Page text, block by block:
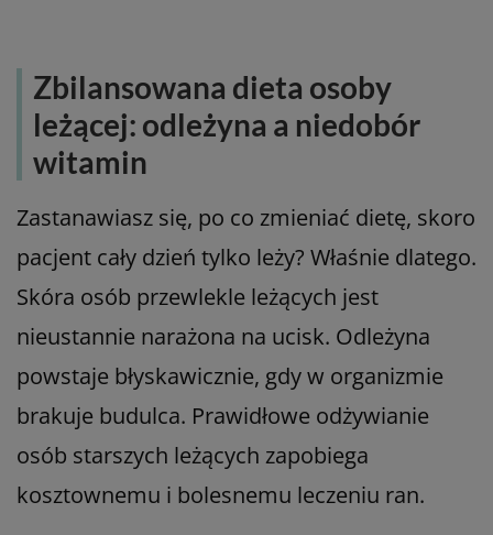
Zbilansowana dieta osoby
leżącej: odleżyna a niedobór
witamin
Zastanawiasz się, po co zmieniać dietę, skoro
pacjent cały dzień tylko leży? Właśnie dlatego.
Skóra osób przewlekle leżących jest
nieustannie narażona na ucisk. Odleżyna
powstaje błyskawicznie, gdy w organizmie
brakuje budulca. Prawidłowe odżywianie
osób starszych leżących zapobiega
kosztownemu i bolesnemu leczeniu ran.